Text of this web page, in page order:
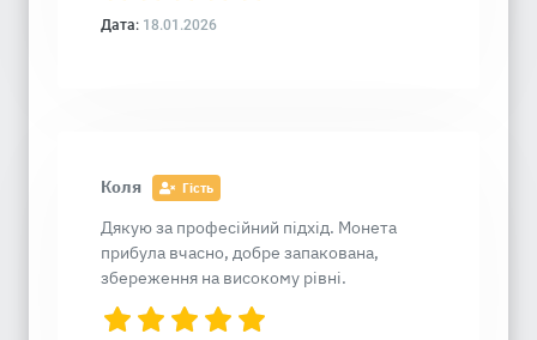
Дата: 18.01.2026
Коля Гість
Дякую за професійний підхід. Монета
прибула вчасно, добре запакована,
збереження на високому рівні.